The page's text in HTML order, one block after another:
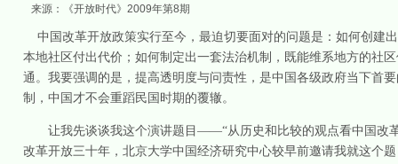
来源：《开放时代》2009年第8期
中国改革开放政策实行至今，最迫切要面对的问题是：如何创建
本地社区付出代价；如何制定出一套法治机制，既能维系地方的社
通。我要强调的是，提高透明度与问责性，是中国各级政府当下首
制，中国才不会重蹈民国时期的覆辙。
让我先谈谈我这个演讲题目——“从历史和比较的观点看中国改
改革开放三十年，北京大学中国经济研究中心较早前邀请我就这个